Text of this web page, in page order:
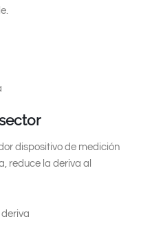
dispositivo de medición
reduce la deriva al